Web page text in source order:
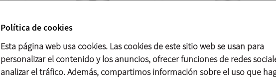
Política de cookies
Esta página web usa cookies. Las cookies de este sitio web se usan para
personalizar el contenido y los anuncios, ofrecer funciones de redes
analizar el tráfico. Además, compartimos información sobre el uso que